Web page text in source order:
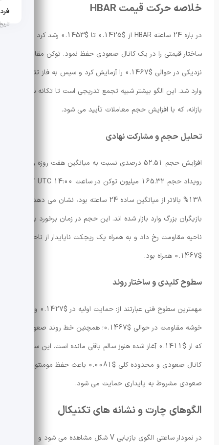
تاریخ
خلاصه حرکت قیمت HBAR
در بازه 24 ساعته HBAR از $0.1425 تا $0.1453 رشد کرد و
ساختار قیمتی را در یک کانال صعودی حفظ نمود. توکن مقاومت
نزدیکی در حوالی $0.1467 را آزمایش کرد و سپس به فاز تثبیت
وارد شد. این الگو بیشتر شبیه تجمع تدریجی است تا تکانه سفته
بازانه، که با افزایش حجم معاملات تأیید می شود.
تحلیل حجم و مشارکت نهادی
افزایش حجم 52.51 درصدی نسبت به میانگین هفت روزه و
رویداد حجم 165.32 میلیون توکن در ساعت 14:00 UTC که
138% بالاتر از میانگین ساده 24 ساعته بود، نشان می دهد
بازیگران بزرگ وارد بازار شده اند. این حجم در زمان برخورد به
ناحیه مقاومت رخ داد و به همراه یک ریجکت ناپایدار از ناحیه
$0.1467 همراه بود.
سطوح کلیدی و ساختار روند
مهمترین سطوح فنی عبارتند از: حمایت اولیه در $0.1427 و
خوشه مقاومت در حوالی $0.1467؛ همچنین خط روند صعودی
که از $0.1411 آغاز شده هنوز سالم باقی مانده است. این ساختار
کانال صعودی و محدوده کلی $0.0081 باعث حفظ مومنتوم
صعودی مشروط به پایداری حمایت می شود.
الگوهای چارت و نشانه های تکنیکال
در نمودار ساعتی الگوی بازیابی V شکل مشاهده می شود و